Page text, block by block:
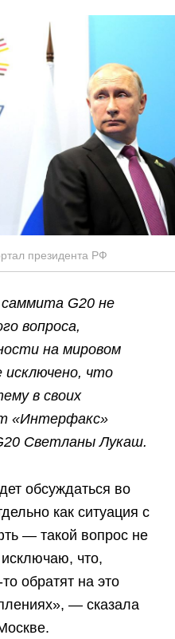
президента РФ
G20 не
вопроса,
на мировом
что
в своих
«Интерфакс»
Светланы Лукаш.
обсуждаться во
как ситуация с
— такой вопрос не
что,
обратят на это
— сказала